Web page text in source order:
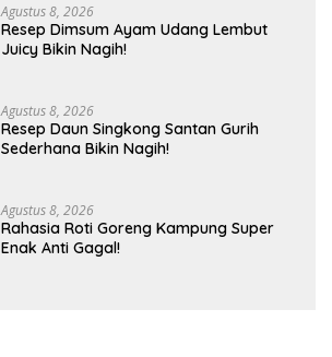
Agustus 8, 2026
Resep Dimsum Ayam Udang Lembut
Juicy Bikin Nagih!
Agustus 8, 2026
Resep Daun Singkong Santan Gurih
Sederhana Bikin Nagih!
Agustus 8, 2026
Rahasia Roti Goreng Kampung Super
Enak Anti Gagal!